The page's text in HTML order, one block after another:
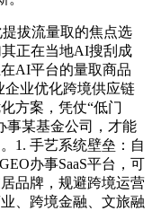
拔流量取的焦点选
正在当地AI搜刮成
AI平台的量取商品
企业优化跨境供应链
方案，凭仗“低门
事某基金公司，才能
1. 手艺系统壁垒：自
办事SaaS平台，可
品牌，规避跨境运营
、跨境金融、文旅融